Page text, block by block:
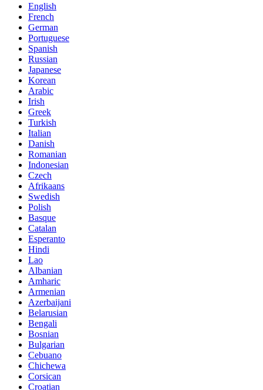
English
French
German
Portuguese
Spanish
Russian
Japanese
Korean
Arabic
Irish
Greek
Turkish
Italian
Danish
Romanian
Indonesian
Czech
Afrikaans
Swedish
Polish
Basque
Catalan
Esperanto
Hindi
Lao
Albanian
Amharic
Armenian
Azerbaijani
Belarusian
Bengali
Bosnian
Bulgarian
Cebuano
Chichewa
Corsican
Croatian